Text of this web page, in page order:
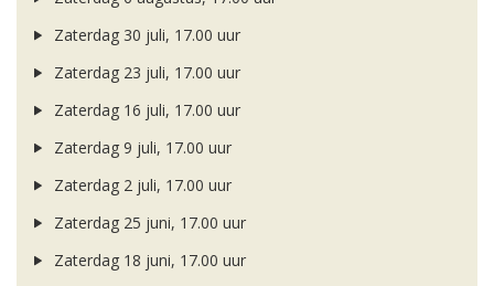
Zaterdag 30 juli, 17.00 uur
Zaterdag 23 juli, 17.00 uur
Zaterdag 16 juli, 17.00 uur
Zaterdag 9 juli, 17.00 uur
Zaterdag 2 juli, 17.00 uur
Zaterdag 25 juni, 17.00 uur
Zaterdag 18 juni, 17.00 uur